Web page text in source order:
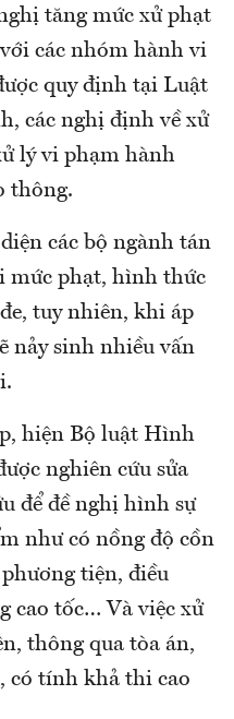
tăng mức xử phạt
các nhóm hành vi
quy định tại Luật
các nghị định về xử
lý vi phạm hành
thông.
các bộ ngành tán
mức phạt, hình thức
tuy nhiên, khi áp
nảy sinh nhiều vấn
hiện Bộ luật Hình
nghiên cứu sửa
để đề nghị hình sự
như có nồng độ cồn
tiện, điều
cao tốc… Và việc xử
thông qua tòa án,
có tính khả thi cao